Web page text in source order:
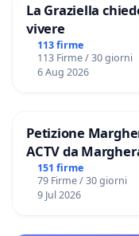
La Graziella
vivere
113 firme
113 Firme / 30 giorni
6 Aug 2026
Petizione
ACTV da
Marco Polo tariffa
151 firme
79 Firme / 30 giorni
9 Jul 2026